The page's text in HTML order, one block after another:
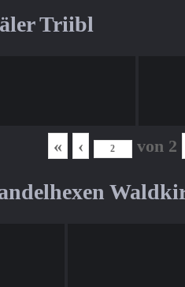
Triibl
« ‹ von 2